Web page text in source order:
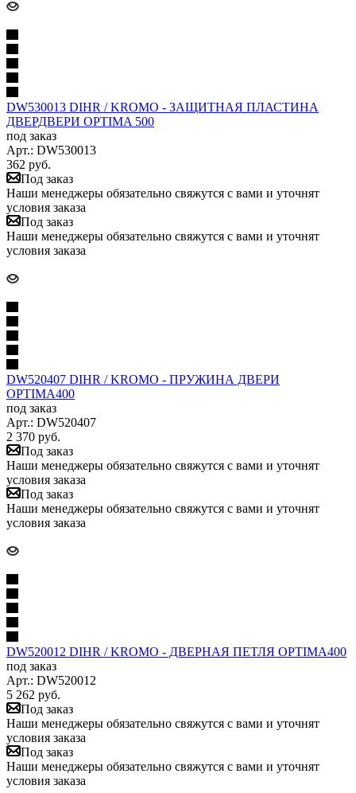
DW530013 DIHR / KROMO - ЗАЩИТНАЯ ПЛАСТИНА
ДВЕРДВЕРИ OPTIMA 500
под заказ
Арт.: DW530013
362 руб.
Под заказ
Наши менеджеры обязательно свяжутся с вами и уточнят
условия заказа
Под заказ
Наши менеджеры обязательно свяжутся с вами и уточнят
условия заказа
DW520407 DIHR / KROMO - ПРУЖИНА ДВЕРИ
OPTIMA400
под заказ
Арт.: DW520407
2 370 руб.
Под заказ
Наши менеджеры обязательно свяжутся с вами и уточнят
условия заказа
Под заказ
Наши менеджеры обязательно свяжутся с вами и уточнят
условия заказа
DW520012 DIHR / KROMO - ДВЕРНАЯ ПЕТЛЯ OPTIMA400
под заказ
Арт.: DW520012
5 262 руб.
Под заказ
Наши менеджеры обязательно свяжутся с вами и уточнят
условия заказа
Под заказ
Наши менеджеры обязательно свяжутся с вами и уточнят
условия заказа